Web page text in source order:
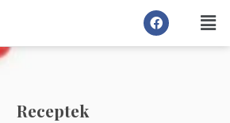
Receptek